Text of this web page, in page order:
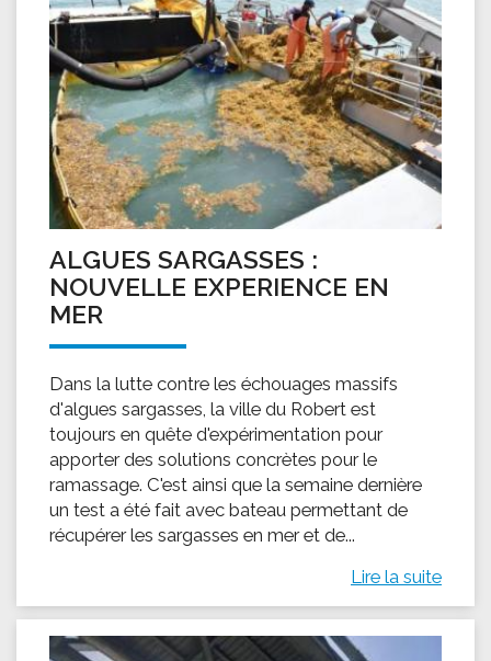
ALGUES SARGASSES :
NOUVELLE EXPERIENCE EN
MER
Dans la lutte contre les échouages massifs
d'algues sargasses, la ville du Robert est
toujours en quête d'expérimentation pour
apporter des solutions concrètes pour le
ramassage. C'est ainsi que la semaine dernière
un test a été fait avec bateau permettant de
récupérer les sargasses en mer et de...
Lire la suite